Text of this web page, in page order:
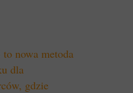
nowa metoda
dla
gdzie